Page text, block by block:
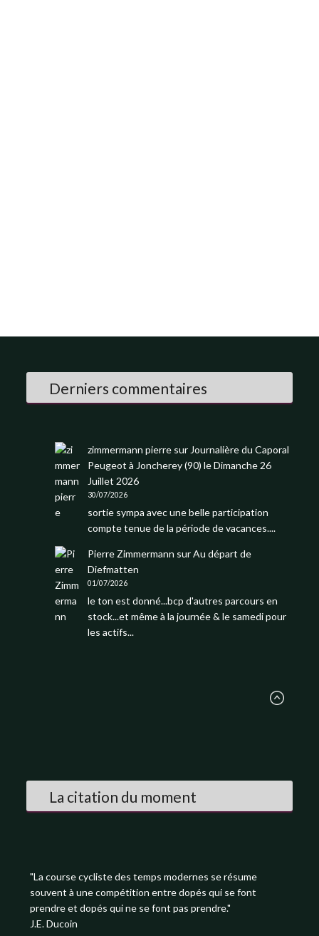
Derniers commentaires
zimmermann pierresur Journalière du Caporal
Peugeot à Joncherey (90) le Dimanche 26
Juillet 2026
30/07/2026
sortie sympa avec une belle participation
compte tenue de la période de vacances....
Pierre Zimmermann surAu départ de
Diefmatten
01/07/2026
le ton est donné...bcp d'autres parcours en
stock...et même à la journée & le samedi pour
les actifs...
La citation du moment
"La course cycliste des temps modernes se résume
souvent à une compétition entre dopés qui se font
prendre et dopés qui ne se font pas prendre."
J.E. Ducoin